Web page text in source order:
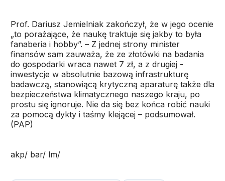
Prof. Dariusz Jemielniak zakończył, że w jego ocenie
„to porażające, że naukę traktuje się jakby to była
fanaberia i hobby”. – Z jednej strony minister
finansów sam zauważa, że ze złotówki na badania
do gospodarki wraca nawet 7 zł, a z drugiej -
inwestycje w absolutnie bazową infrastrukturę
badawczą, stanowiącą krytyczną aparaturę także dla
bezpieczeństwa klimatycznego naszego kraju, po
prostu się ignoruje. Nie da się bez końca robić nauki
za pomocą dykty i taśmy klejącej – podsumował.
(PAP)
akp/ bar/ lm/